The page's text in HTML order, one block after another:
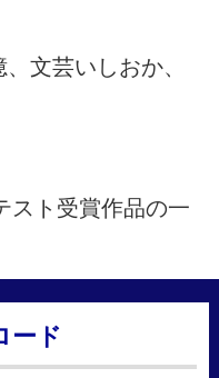
文芸いしおか、
スト受賞作品の一
ード